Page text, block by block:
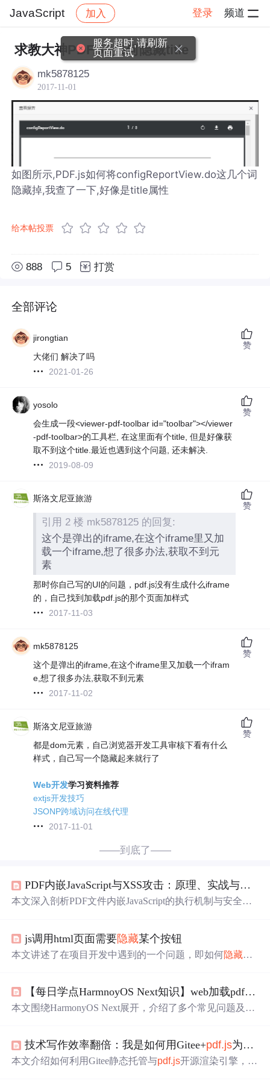
JavaScript 加入 登录 频道
社区 JavaScript 帖子详情
求教大神PDF.JS如何隐藏title
mk5878125
2017-11-01
如图所示,PDF.js如何将configReportView.do这几个词
隐藏掉,我查了一下,好像是title属性
给本帖投票
888 5 打赏
全部评论
jirongtian
大佬们 解决了吗
2021-01-26
赞
yosolo
会生成一段<viewer-pdf-toolbar id="toolbar"></viewer
-pdf-toolbar>的工具栏, 在这里面有个title, 但是好像获
取不到这个title.最近也遇到这个问题, 还未解决.
2019-08-09
赞
斯洛文尼亚旅游
引用 2 楼 mk5878125 的回复:
这个是弹出的iframe,在这个iframe里又加
载一个iframe,想了很多办法,获取不到元
素
那时你自己写的UI的问题，pdf.js没有生成什么iframe
的，自己找到加载pdf.js的那个页面加样式
2017-11-03
赞
mk5878125
这个是弹出的iframe,在这个iframe里又加载一个ifram
e,想了很多办法,获取不到元素
2017-11-02
赞
斯洛文尼亚旅游
都是dom元素，自己浏览器开发工具审核下看有什么
样式，自己写一个隐藏起来就行了
Web开发学习资料推荐
extjs开发技巧
JSONP跨域访问在线代理
2017-11-01
赞
——到底了——
PDF内嵌JavaScript与XSS攻击：原理、实战与防御
本文深入剖析PDF文件内嵌JavaScript的执行机制与安全沙
制，在浏览器上下文中触发XSS。内容涵盖恶意PDF构
造、载荷设计（如Cookie窃取）、跨阅读器差异化利用
js调用html页面需要隐藏某个按钮
本文讲述了在项目开发中遇到的一个问题，即如何隐藏特
ularJS和CSS可能的影响因素。,
【每日学点HarmnoyOS Next知识】web加载pdf、Toggle禁用、Grid多次渲染问题、Web判断是否存在
本文围绕HarmonyOS Next展开，介绍了多个常见问题及解
布局的实现，Web判断元素是否存在 Title的方式，以及ListI
tem侧滑栏主动关闭的方法。
技术写作效率翻倍：我是如何用Gitee+pdf.js为技术博客嵌入可交互的PDF文档的
本文介绍如何利用Gitee静态托管与pdf.js开源渲染引擎，在
服务超时,请刷新
页面重试